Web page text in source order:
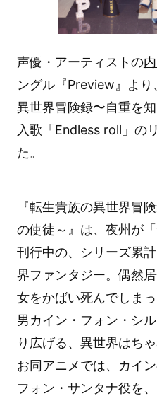
声優・アーティストの
ングル『Preview』よ
異世界冒険録〜自重を
入歌「Endless roll」の
た。
『転生貴族の異世界冒
の使徒～』は、夜州が
刊行中の、シリーズ累
界ファンタジー。偶然
女をかばい死んでしま
男カイン・フォン・シ
り広げる、異世界はち
お同アニメでは、カイ
フォン・サンタナ役を